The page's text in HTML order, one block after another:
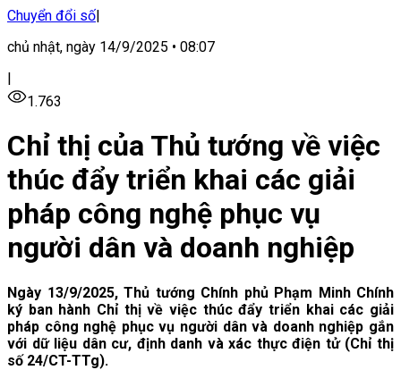
Chuyển đổi số|
chủ nhật, ngày 14/9/2025 • 08:07
|
1.763
Chỉ thị của Thủ tướng về việc
thúc đẩy triển khai các giải
pháp công nghệ phục vụ
người dân và doanh nghiệp
Ngày 13/9/2025, Thủ tướng Chính phủ Phạm Minh Chính
ký ban hành Chỉ thị về việc thúc đẩy triển khai các giải
pháp công nghệ phục vụ người dân và doanh nghiệp gắn
với dữ liệu dân cư, định danh và xác thực điện tử (Chỉ thị
số 24/CT-TTg).